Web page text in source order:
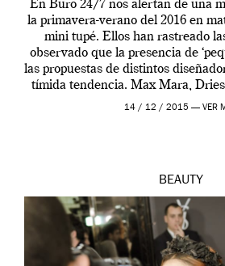
En Buro 24/7 nos alertan de una
la primavera-verano del 2016 en
mini tupé. Ellos han rastreado
observado que la presencia de
las propuestas de distintos
tímida tendencia. Max Mara,
Jean mostraban unos
14 / 12 / 2015 — VER
BEAUTY